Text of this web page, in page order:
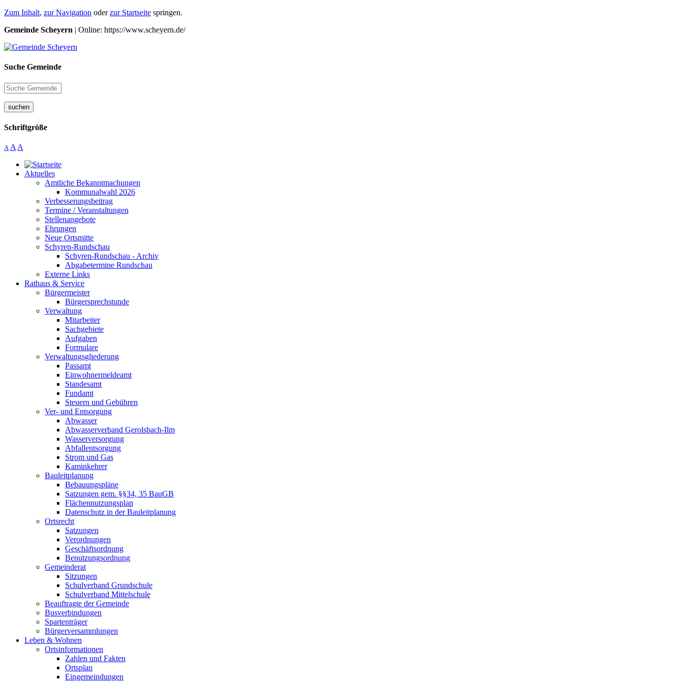
Zum Inhalt, zur Navigation oderzur Startseite springen.
Gemeinde Scheyern | Online: https://www.scheyern.de/
Suche Gemeinde
suchen
Schriftgröße
A A A
Aktuelles
Amtliche Bekanntmachungen
Kommunalwahl 2026
Verbesserungsbeitrag
Termine / Veranstaltungen
Stellenangebote
Ehrungen
Neue Ortsmitte
Schyren-Rundschau
Schyren-Rundschau - Archiv
Abgabetermine Rundschau
Externe Links
Rathaus & Service
Bürgermeister
Bürgersprechstunde
Verwaltung
Mitarbeiter
Sachgebiete
Aufgaben
Formulare
Verwaltungsgliederung
Passamt
Einwohnermeldeamt
Standesamt
Fundamt
Steuern und Gebühren
Ver- und Entsorgung
Abwasser
Abwasserverband Gerolsbach-Ilm
Wasserversorgung
Abfallentsorgung
Strom und Gas
Kaminkehrer
Bauleitplanung
Bebauungspläne
Satzungen gem. §§34, 35 BauGB
Flächennutzungsplan
Datenschutz in der Bauleitplanung
Ortsrecht
Satzungen
Verordnungen
Geschäftsordnung
Benutzungsordnung
Gemeinderat
Sitzungen
Schulverband Grundschule
Schulverband Mittelschule
Beauftragte der Gemeinde
Busverbindungen
Spartenträger
Bürgerversammlungen
Leben & Wohnen
Ortsinformationen
Zahlen und Fakten
Ortsplan
Eingemeindungen